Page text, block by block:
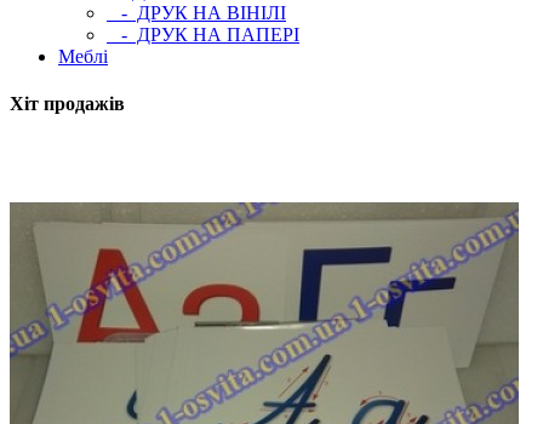
- ДРУК НА ВІНІЛІ
- ДРУК НА ПАПЕРІ
Меблі
Хіт продажів